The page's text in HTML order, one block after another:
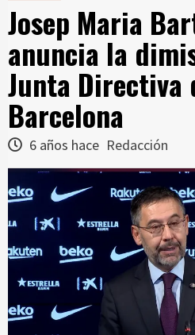
Josep Maria
anuncia la
Junta Directiva
Barcelona
6 años hace Redacción